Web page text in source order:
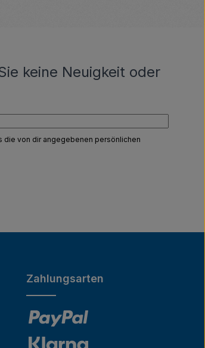
keine Neuigkeit oder
die von dir angegebenen persönlichen
Zahlungsarten